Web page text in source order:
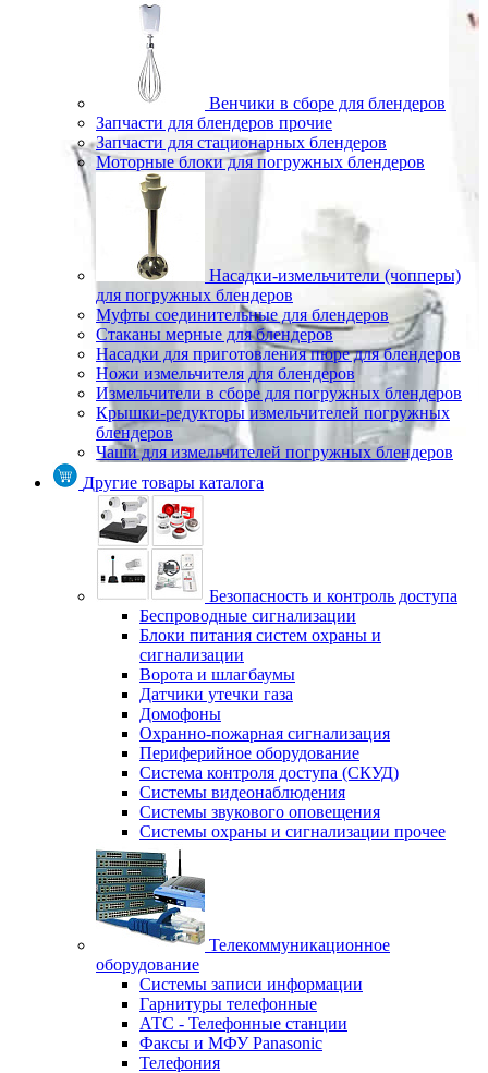
Венчики в сборе для блендеров
Запчасти для блендеров прочие
Запчасти для стационарных блендеров
Моторные блоки для погружных блендеров
Насадки-измельчители (чопперы)
для погружных блендеров
Муфты соединительные для блендеров
Стаканы мерные для блендеров
Насадки для приготовления пюре для блендеров
Ножи измельчителя для блендеров
Измельчители в сборе для погружных блендеров
Крышки-редукторы измельчителей погружных
блендеров
Чаши для измельчителей погружных блендеров
Другие товары каталога
Безопасность и контроль доступа
Беспроводные сигнализации
Блоки питания систем охраны и
сигнализации
Ворота и шлагбаумы
Датчики утечки газа
Домофоны
Охранно-пожарная сигнализация
Периферийное оборудование
Система контроля доступа (СКУД)
Системы видеонаблюдения
Системы звукового оповещения
Системы охраны и сигнализации прочее
Телекоммуникационное
оборудование
Системы записи информации
Гарнитуры телефонные
АТС - Телефонные станции
Факсы и МФУ Panasonic
Телефония